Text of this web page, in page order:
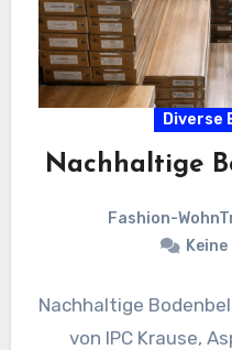
Diverse
Nachhaltige
Fashion-
Nachhaltige
von IPC Krause,